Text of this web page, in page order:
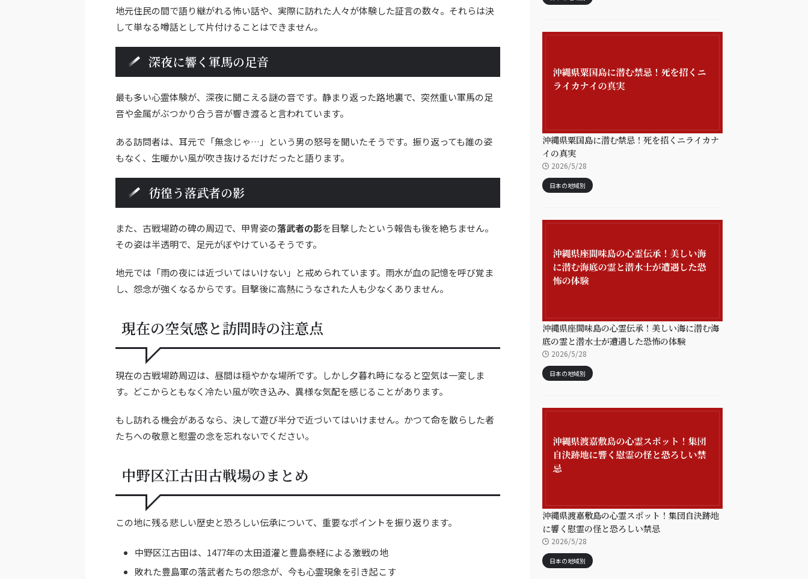
地元住民の間で語り継がれる怖い話や、実際に訪れた人々が体験した証言の数々。それらは決
して単なる噂話として片付けることはできません。
深夜に響く軍馬の足音
最も多い心霊体験が、深夜に聞こえる謎の音です。静まり返った路地裏で、突然重い軍馬の足
音や金属がぶつかり合う音が響き渡ると言われています。
ある訪問者は、耳元で「無念じゃ…」という男の怒号を聞いたそうです。振り返っても誰の姿
もなく、生暖かい風が吹き抜けるだけだったと語ります。
彷徨う落武者の影
また、古戦場跡の碑の周辺で、甲冑姿の落武者の影を目撃したという報告も後を絶ちません。
その姿は半透明で、足元がぼやけているそうです。
地元では「雨の夜には近づいてはいけない」と戒められています。雨水が血の記憶を呼び覚ま
し、怨念が強くなるからです。目撃後に高熱にうなされた人も少なくありません。
現在の空気感と訪問時の注意点
現在の古戦場跡周辺は、昼間は穏やかな場所です。しかし夕暮れ時になると空気は一変しま
す。どこからともなく冷たい風が吹き込み、異様な気配を感じることがあります。
もし訪れる機会があるなら、決して遊び半分で近づいてはいけません。かつて命を散らした者
たちへの敬意と慰霊の念を忘れないでください。
中野区江古田古戦場のまとめ
この地に残る悲しい歴史と恐ろしい伝承について、重要なポイントを振り返ります。
中野区江古田は、1477年の太田道灌と豊島泰経による激戦の地
敗れた豊島軍の落武者たちの怨念が、今も心霊現象を引き起こす
沖縄県粟国島に潜む禁忌！死を招くニライカナ
イの真実
2026/5/28
日本の地域別
沖縄県座間味島の心霊伝承！美しい海に潜む海
底の霊と潜水士が遭遇した恐怖の体験
2026/5/28
日本の地域別
沖縄県渡嘉敷島の心霊スポット！集団自決跡地
に響く慰霊の怪と恐ろしい禁忌
2026/5/28
日本の地域別